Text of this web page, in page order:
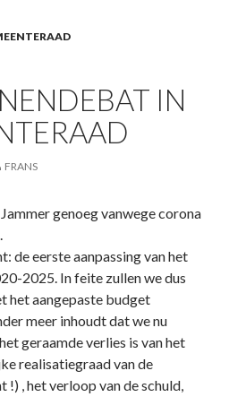
IN
FRANS
genoeg vanwege corona
de eerste aanpassing van het
2025. In feite zullen we dus
het aangepaste budget
meer inhoudt dat we nu
geraamde verlies is van het
realisatiegraad van de
!) , het verloop van de schuld,